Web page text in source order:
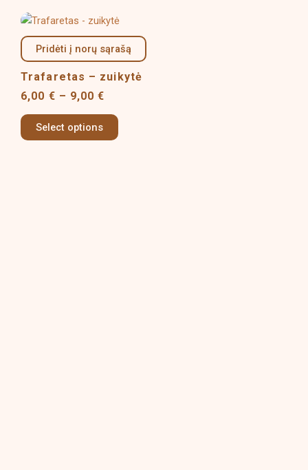
the
product
page
Pridėti į norų sąrašą
Trafaretas – zuikytė
6,00 € – 9,00€
Price
6,00 €
through
9,00 €
Select options
This
product
has
multiple
variants.
options
may